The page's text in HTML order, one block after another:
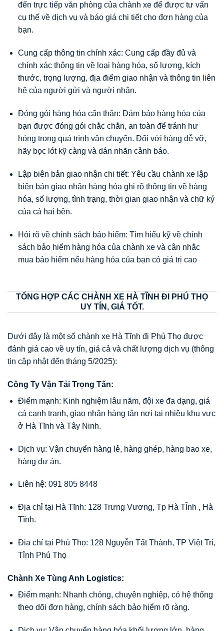
đến trực tiếp văn phòng của chành xe để được tư vấn
cụ thể về dịch vụ và báo giá chi tiết cho đơn hàng của
bạn.
Cung cấp thông tin chính xác: Cung cấp đầy đủ và
chính xác thông tin về loại hàng hóa, số lượng, kích
thước, trọng lượng, địa điểm giao nhận và thông tin liên
hệ của người gửi và người nhận.
Đóng gói hàng hóa cẩn thận: Đảm bảo hàng hóa của
bạn được đóng gói chắc chắn, an toàn để tránh hư
hỏng trong quá trình vận chuyển. Đối với hàng dễ vỡ,
hãy bọc lót kỹ càng và dán nhãn cảnh báo.
Lập biên bản giao nhận chi tiết: Yêu cầu chành xe lập
biên bản giao nhận hàng hóa ghi rõ thông tin về hàng
hóa, số lượng, tình trạng, thời gian giao nhận và chữ ký
của cả hai bên.
Hỏi rõ về chính sách bảo hiểm: Tìm hiểu kỹ về chính
sách bảo hiểm hàng hóa của chành xe và cân nhắc
mua bảo hiểm nếu hàng hóa của bạn có giá trị cao
TỔNG HỢP CÁC CHÀNH XE HÀ TĨNH ĐI PHÚ THỌ
UY TÍN, GIÁ TỐT.
Dưới đây là một số chành xe Hà Tĩnh đi Phú Thọ được
đánh giá cao về uy tín, giá cả và chất lượng dịch vụ (thông
tin cập nhật đến tháng 5/2025):
Công Ty Vận Tải Trọng Tấn:
Điểm mạnh: Kinh nghiệm lâu năm, đội xe đa dạng, giá
cả cạnh tranh, giao nhận hàng tận nơi tại nhiều khu vực
ở Hà Tĩnh và Tây Ninh.
Dịch vụ: Vận chuyển hàng lẻ, hàng ghép, hàng bao xe,
hàng dự án.
Liên hệ: 091 805 8448
Địa chỉ tại Hà Tĩnh: 128 Trưng Vương, Tp Hà TĨnh , Hà
Tĩnh.
Địa chỉ tại Phú Thọ: 128 Nguyễn Tất Thành, TP Việt Trì,
Tỉnh Phú Thọ
Chành Xe Tùng Anh Logistics:
Điểm mạnh: Nhanh chóng, chuyên nghiệp, có hệ thống
theo dõi đơn hàng, chính sách bảo hiểm rõ ràng.